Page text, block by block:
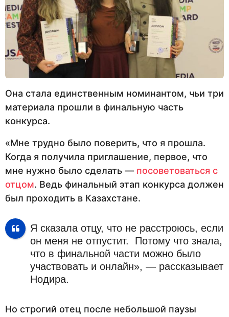
Она стала единственным номинантом, чьи три
материала прошли в финальную часть
конкурса.
«Мне трудно было поверить, что я прошла.
Когда я получила приглашение, первое, что
мне нужно было сделать — посоветоваться с
отцом. Ведь финальный этап конкурса должен
был проходить в Казахстане.
Я сказала отцу, что не расстроюсь, если
он меня не отпустит. Потому что знала,
что в финальной части можно было
участвовать и онлайн», — рассказывает
Нодира.
Но строгий отец после небольшой паузы